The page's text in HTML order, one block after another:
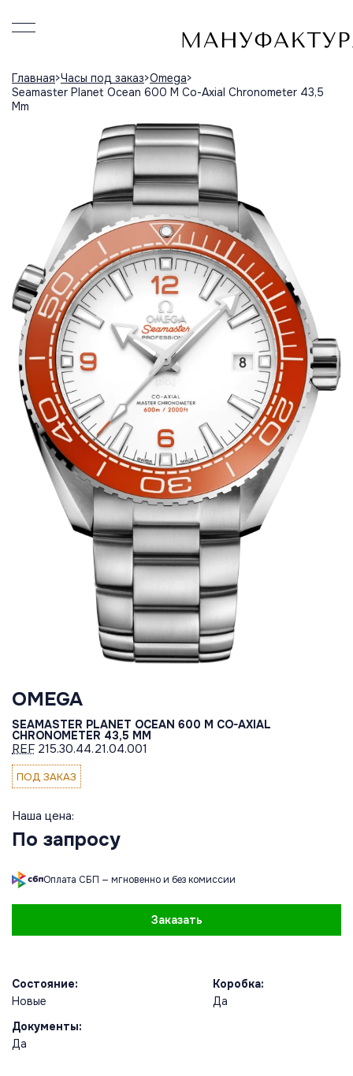
Главная Часы под заказ Omega
Seamaster Planet Ocean 600 M Co-Axial Chronometer 43,5
Mm
OMEGA
SEAMASTER PLANET OCEAN 600 M CO-AXIAL
CHRONOMETER 43,5 MM
REF 215.30.44.21.04.001
ПОД ЗАКАЗ
Наша цена:
По запросу
Оплата СБП — мгновенно и без комиссии
Заказать
Состояние:
Новые
Коробка:
Да
Документы:
Да